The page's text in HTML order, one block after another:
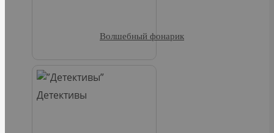
Детективы
Волшебный фонарик